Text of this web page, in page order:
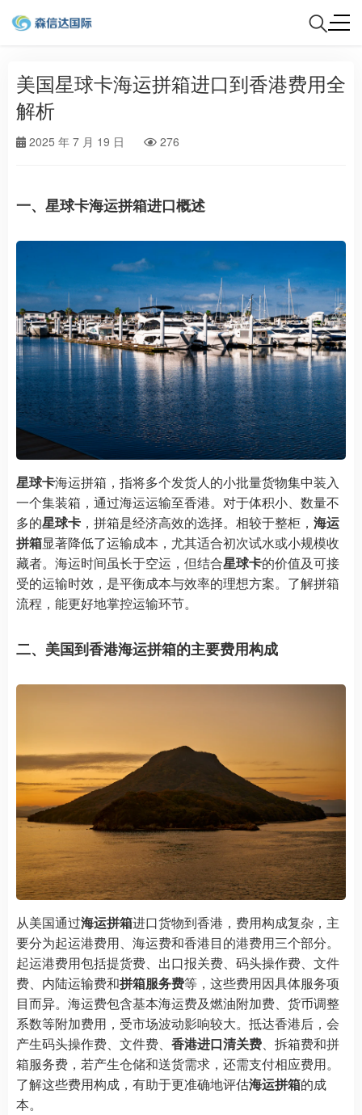
美国星球卡海运拼箱进口到香港费用全
解析
2025 年 7 月 19 日 276
一、星球卡海运拼箱进口概述
星球卡海运拼箱，指将多个发货人的小批量货物集中装入
一个集装箱，通过海运运输至香港。对于体积小、数量不
多的星球卡 ，拼箱是经济高效的选择。相较于整柜， 海运
拼箱显著降低了运输成本，尤其适合初次试水或小规模收
藏者。海运时间虽长于空运，但结合星球卡的价值及可接
受的运输时效，是平衡成本与效率的理想方案。了解拼箱
流程，能更好地掌控运输环节。
二、美国到香港海运拼箱的主要费用构成
从美国通过海运拼箱进口货物到香港，费用构成复杂，主
要分为起运港费用、海运费和香港目的港费用三个部分。
起运港费用包括提货费、出口报关费、码头操作费、文件
费、内陆运输费和拼箱服务费等，这些费用因具体服务项
目而异。海运费包含基本海运费及燃油附加费、货币调整
系数等附加费用，受市场波动影响较大。抵达香港后，会
产生码头操作费、文件费、 香港进口清关费、拆箱费和拼
箱服务费，若产生仓储和送货需求，还需支付相应费用。
了解这些费用构成，有助于更准确地评估海运拼箱的成
本。